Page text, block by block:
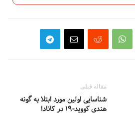
مقاله قبلی
شناسایی اولین مورد ابتلا به گونه
هندی کووید-۱۹ در کانادا